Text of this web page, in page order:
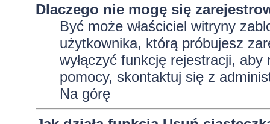
Dlaczego nie mogę się
Być może właściciel witryny
użytkownika, którą próbujesz
wyłączyć funkcję rejestracji,
pomocy, skontaktuj się z
Na górę